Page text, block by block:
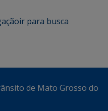
ir para busca
de Mato Grosso do